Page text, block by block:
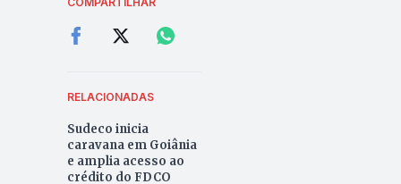
RELACIONADAS
Sudeco inicia
caravana em Goiânia
e amplia acesso ao
crédito do FDCO